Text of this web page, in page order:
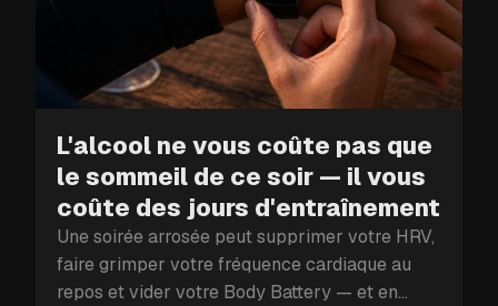
L'alcool ne vous coûte pas que
le sommeil de ce soir — il vous
coûte des jours d'entraînement
Une soirée arrosée peut supprimer votre HRV,
faire grimper votre fréquence cardiaque au
repos et vider votre Body Battery — et en